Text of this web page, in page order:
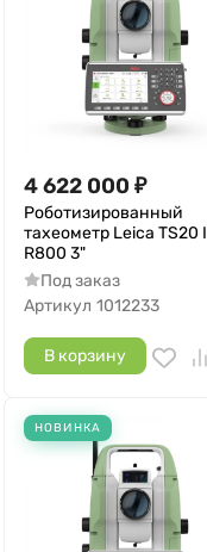
4 622 000 ₽
Роботизированный
тахеометр Leica TS20 I
R800 3"
Под заказ
Артикул 1012233
В корзину
НОВИНКА